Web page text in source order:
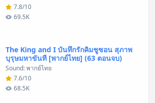
7.8/10
69.5K
The King and I บันทึกรักคิมชูซอน สุภาพ
บุรุษมหาขันที [พากย์ไทย] (63 ตอนจบ)
Sound: พากย์ไทย
7.6/10
68.5K